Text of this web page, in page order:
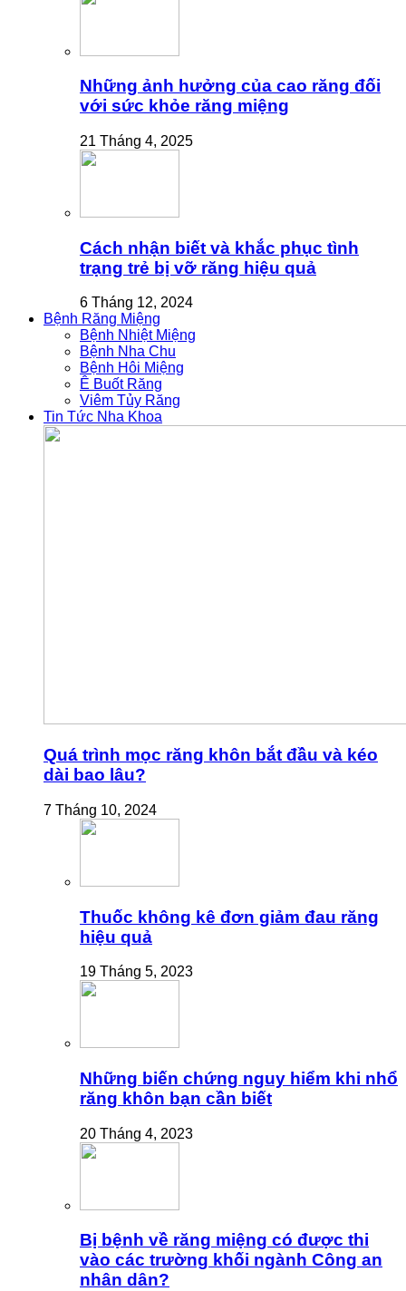
Những ảnh hưởng của cao răng đối
với sức khỏe răng miệng
21 Tháng 4, 2025
Cách nhận biết và khắc phục tình
trạng trẻ bị vỡ răng hiệu quả
6 Tháng 12, 2024
Bệnh Răng Miệng
Bệnh Nhiệt Miệng
Bệnh Nha Chu
Bệnh Hôi Miệng
Ê Buốt Răng
Viêm Tủy Răng
Tin Tức Nha Khoa
Quá trình mọc răng khôn bắt đầu và kéo
dài bao lâu?
7 Tháng 10, 2024
Thuốc không kê đơn giảm đau răng
hiệu quả
19 Tháng 5, 2023
Những biến chứng nguy hiểm khi nhổ
răng khôn bạn cần biết
20 Tháng 4, 2023
Bị bệnh về răng miệng có được thi
vào các trường khối ngành Công an
nhân dân?